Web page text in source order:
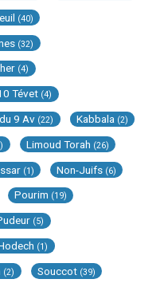
(40)
(32)
(4)
Tévet (4)
9 Av (22) Kabbala (2)
Limoud Torah (26)
(1) Non-Juifs (6)
Pourim (19)
(5)
(1)
(2) Souccot (39)